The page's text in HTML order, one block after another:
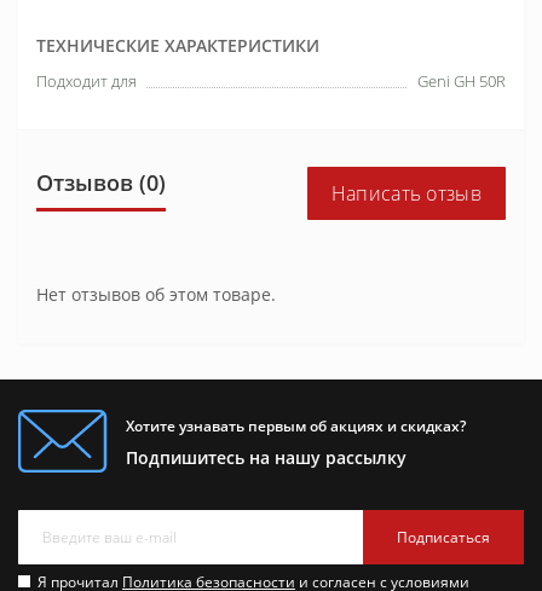
ТЕХНИЧЕСКИЕ ХАРАКТЕРИСТИКИ
Подходит для Geni GH 50R
Отзывов (0) Написать отзыв
Нет отзывов об этом товаре.
Хотите узнавать первым об акциях и скидках?
Подпишитесь на нашу рассылку
Подписаться
Я прочитал Политика безопасности и согласен с условиями